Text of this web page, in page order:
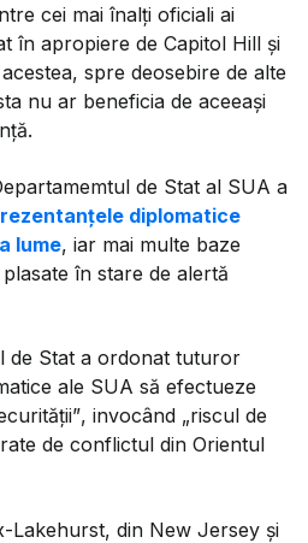
cei mai înalți oficiali ai
în apropiere de Capitol Hill și
spre deosebire de alte
nu ar beneficia de aceeași
de Stat al SUA a
diplomatice
lume, iar mai multe baze
în stare de alertă
de Stat a ordonat tuturor
ale SUA să efectueze
, invocând „riscul de
de conflictul din Orientul
Lakehurst, din New Jersey și